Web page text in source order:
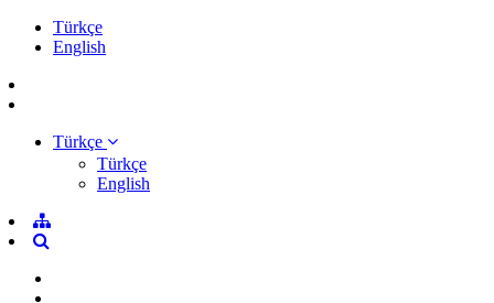
Türkçe
English
Türkçe
Türkçe
English